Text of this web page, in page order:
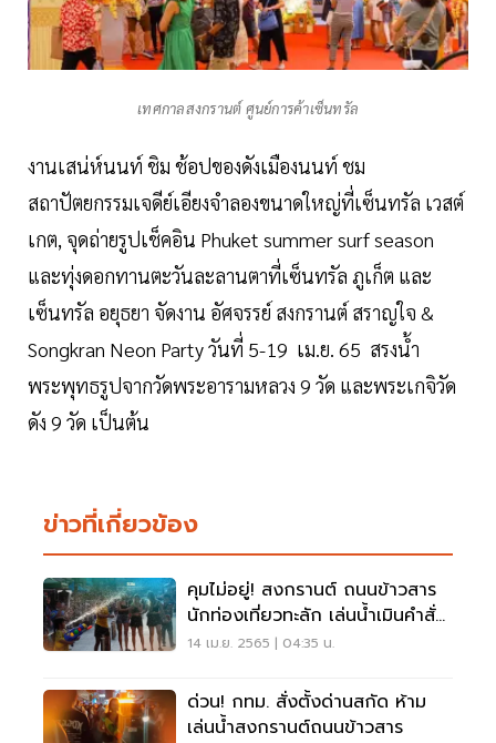
เทศกาลสงกรานต์ ศูนย์การค้าเซ็นทรัล
งานเสน่ห์นนท์ ชิม ช้อปของดังเมืองนนท์ ชม
สถาปัตยกรรมเจดีย์เอียงจำลองขนาดใหญ่ที่เซ็นทรัล เวสต์
เกต, จุดถ่ายรูปเช็คอิน Phuket summer surf season
และทุ่งดอกทานตะวันละลานตาที่เซ็นทรัล ภูเก็ต และ
เซ็นทรัล อยุธยา จัดงาน อัศจรรย์ สงกรานต์ สราญใจ &
Songkran Neon Party วันที่ 5-19 เม.ย. 65 สรงน้ำ
พระพุทธรูปจากวัดพระอารามหลวง 9 วัด และพระเกจิวัด
ดัง 9 วัด เป็นต้น
ข่าวที่เกี่ยวข้อง
คุมไม่อยู่! สงกรานต์ ถนนข้าวสาร
นักท่องเที่ยวทะลัก เล่นน้ำเมินคำสั่ง
ศบค.
14 เม.ย. 2565 | 04:35 น.
ด่วน! กทม. สั่งตั้งด่านสกัด ห้าม
เล่นน้ำสงกรานต์ถนนข้าวสาร